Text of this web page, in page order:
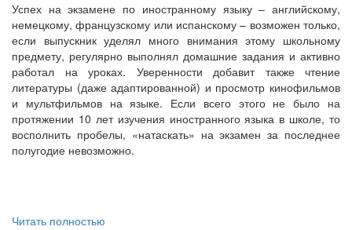
Успех на экзамене по иностранному языку – английскому,
немецкому, французскому или испанскому – возможен только,
если выпускник уделял много внимания этому школьному
предмету, регулярно выполнял домашние задания и активно
работал на уроках. Уверенности добавит также чтение
литературы (даже адаптированной) и просмотр кинофильмов
и мультфильмов на языке. Если всего этого не было на
протяжении 10 лет изучения иностранного языка в школе, то
восполнить пробелы, «натаскать» на экзамен за последнее
полугодие невозможно.
Читать полностью